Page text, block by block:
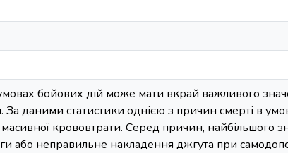
бойових дій може мати вкрай важливого
даними статистики однією з причин смерті в
крововтрати. Серед причин, найбільшого
або неправильне накладення джгута при